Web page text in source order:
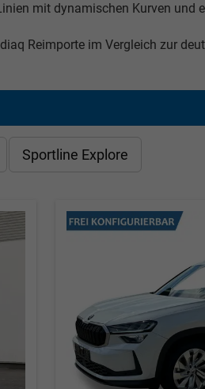
mit dynamischen Kurven und
Reimporte im Vergleich zur
Sportline Explore